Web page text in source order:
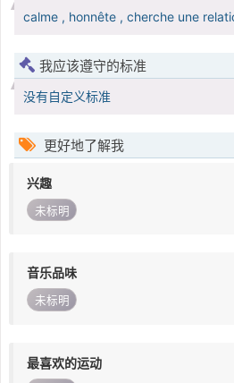
calme , honnête , cherche une
我应该遵守的标准
没有自定义标准
更好地了解我
兴趣
未标明
音乐品味
未标明
最喜欢的运动